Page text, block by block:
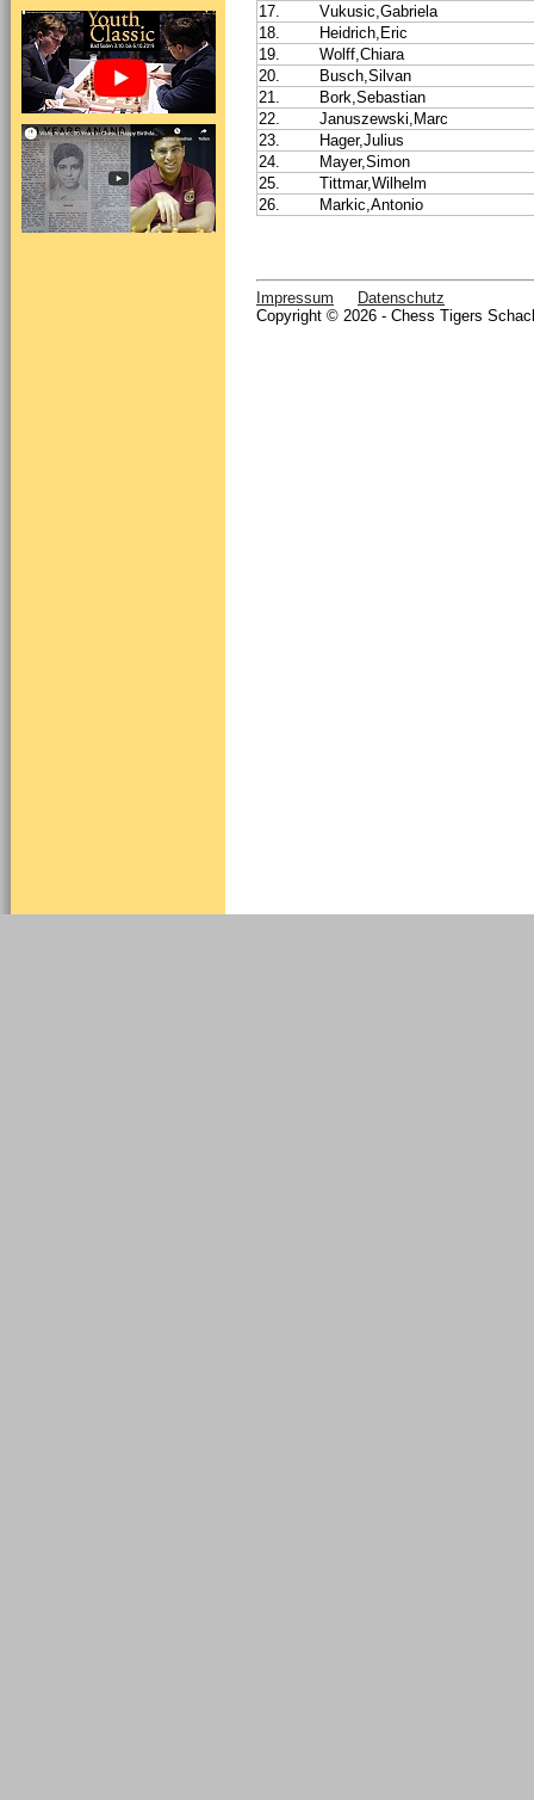
17.
Vukusic,Gabriela
18.
Heidrich,Eric
19.
Wolff,Chiara
20.
Busch,Silvan
21.
Bork,Sebastian
22.
Januszewski,Marc
23.
Hager,Julius
24.
Mayer,Simon
25.
Tittmar,Wilhelm
26.
Markic,Antonio
Impressum
Datenschutz
Copyright © 2026 - Chess Tigers